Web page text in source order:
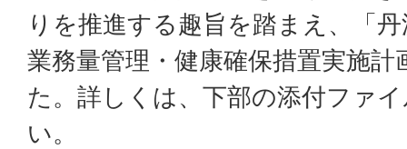
りを推進する趣旨を踏まえ、「
業務量管理・健康確保措置実施
た。詳しくは、下部の添付ファ
い。